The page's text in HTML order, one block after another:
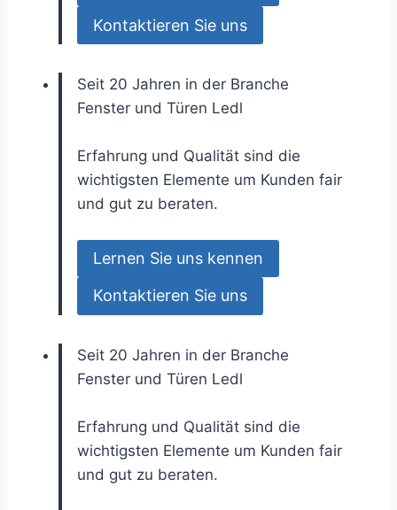
Kontaktieren Sie uns
Seit 20 Jahren in der Branche
Fenster und Türen Ledl
Erfahrung und Qualität sind die
wichtigsten Elemente um Kunden fair
und gut zu beraten.
Lernen Sie uns kennen
Kontaktieren Sie uns
Seit 20 Jahren in der Branche
Fenster und Türen Ledl
Erfahrung und Qualität sind die
wichtigsten Elemente um Kunden fair
und gut zu beraten.